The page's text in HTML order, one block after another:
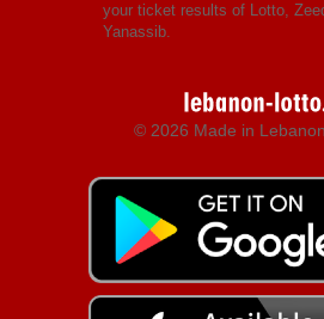
your ticket results of Lotto,
Yanassib.
© 2026 Made in